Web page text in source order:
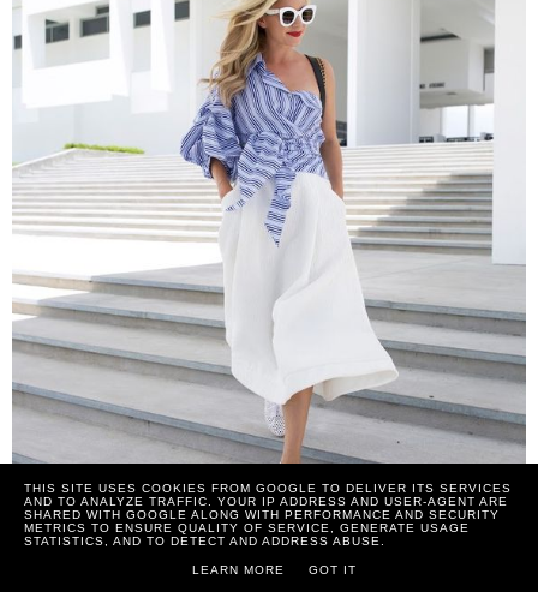
THIS SITE USES COOKIES FROM GOOGLE TO DELIVER ITS SERVICES
AND TO ANALYZE TRAFFIC. YOUR IP ADDRESS AND USER-AGENT ARE
SHARED WITH GOOGLE ALONG WITH PERFORMANCE AND SECURITY
METRICS TO ENSURE QUALITY OF SERVICE, GENERATE USAGE
STATISTICS, AND TO DETECT AND ADDRESS ABUSE.
LEARN MORE GOT IT